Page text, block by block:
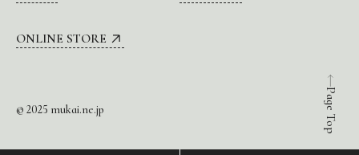
Page Top
ONLINE STORE
© 2025 mukai.ne.jp